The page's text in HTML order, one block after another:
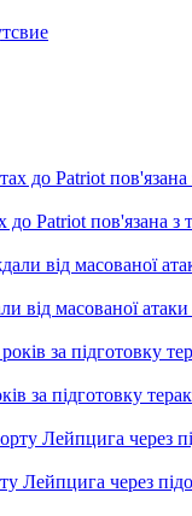
Patriot пов'язана з
від масованої
за підготовку
через